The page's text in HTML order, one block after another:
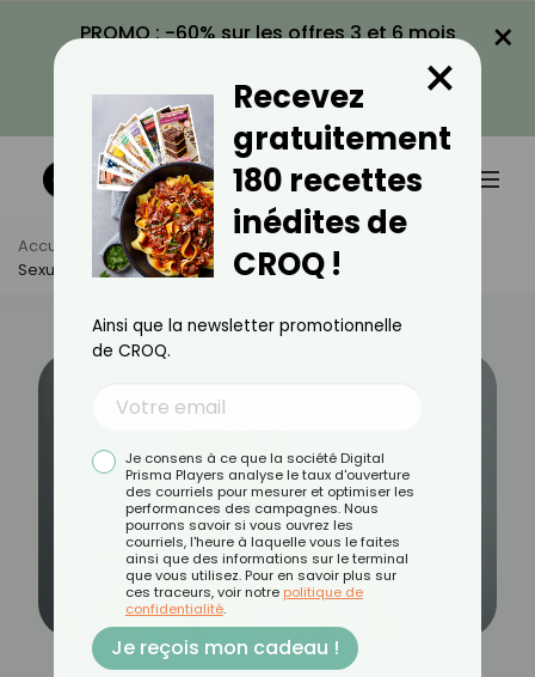
PROMO : -60% sur les offres 3 et 6 mois
VOIR LA PROMO
×
Accueil Actus
Bien-Être
Sexualité : Ce Qui Change Les Femmes Après 60 Ans
Recevez
gratuitement
180 recettes
inédites de
CROQ !
×
Ainsi que la newsletter promotionnelle
de CROQ.
Je consens à ce que la société Digital
Prisma Players analyse le taux d'ouverture
des courriels pour mesurer et optimiser les
performances des campagnes. Nous
pourrons savoir si vous ouvrez les
courriels, l'heure à laquelle vous le faites
ainsi que des informations sur le terminal
que vous utilisez. Pour en savoir plus sur
ces traceurs, voir notre politique de
confidentialité.
Je reçois mon cadeau !